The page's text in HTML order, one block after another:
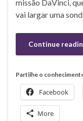
missão DaVinci,
vai largar uma
Continue
Partilhe o
Facebook
More